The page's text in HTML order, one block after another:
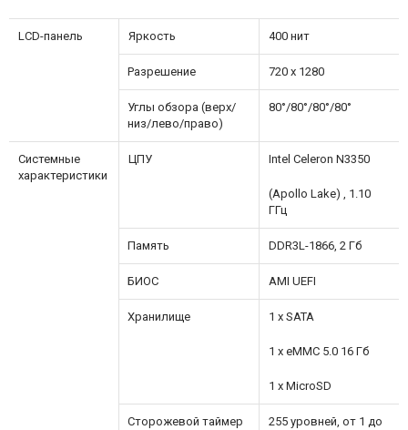
LCD-панель Яркость 400 нит
Разрешение 720 х 1280
Углы обзора (верх/
низ/лево/право)
80°/80°/80°/80°
Системные
характеристики
ЦПУ Intel Celeron N3350
(Apollo Lake) , 1.10
ГГц
Память DDR3L-1866, 2 Гб
БИОС AMI UEFI
Хранилище 1 x SATA
1 x eMMC 5.0 16 Гб
1 x MicroSD
Сторожевой таймер
255 уровней, от 1 до